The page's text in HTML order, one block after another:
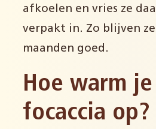
afkoelen en vries ze
verpakt in. Zo blijven
maanden goed.
Hoe warm
focaccia op?